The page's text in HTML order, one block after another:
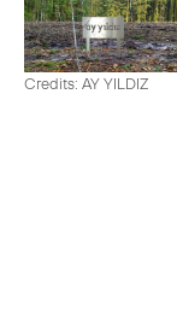
Credits: AY YILDIZ